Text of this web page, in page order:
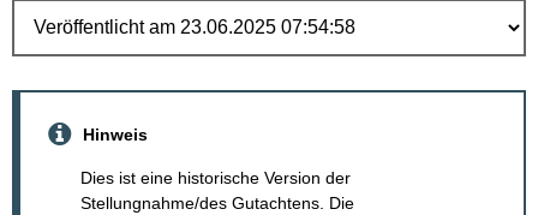
Hinweis
Dies ist eine historische Version der
Stellungnahme/des Gutachtens. Die